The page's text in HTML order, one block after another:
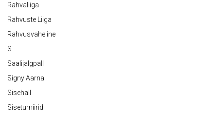
Rahvaliiga
Rahvuste Liiga
Rahvusvaheline
S
Saalijalgpall
Signy Aarna
Sisehall
Siseturniirid